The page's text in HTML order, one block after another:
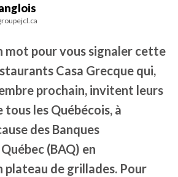
mot pour vous signaler cette
Casa Grecque qui,
prochain, invitent leurs
tous les Québécois, à
des Banques
(BAQ) en
plateau de grillades. Pour